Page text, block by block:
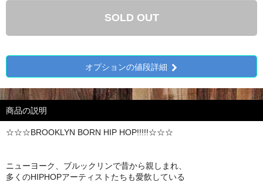
SOLD OUT
オプションの値段詳細
商品の説明
☆☆☆BROOKLYN BORN HIP HOP!!!!!☆☆☆
ニューヨーク、ブルックリンで昔から親しまれ、
多くのHIPHOPアーティストたちも愛飲している